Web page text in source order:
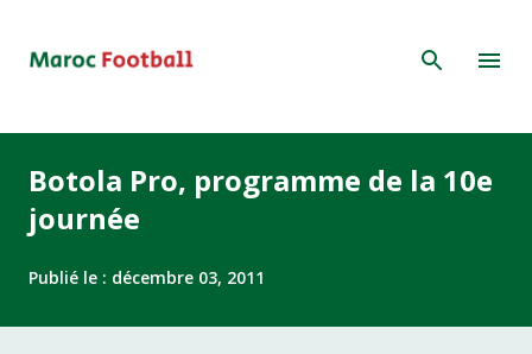
Botola Pro, programme de la 10e
journée
Publié le : décembre 03, 2011